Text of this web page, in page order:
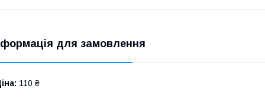
для замовлення
110 ₴